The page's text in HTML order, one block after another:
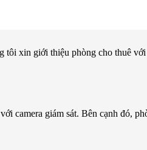
tôi xin giới thiệu phòng cho thuê
camera giám sát. Bên cạnh đó,